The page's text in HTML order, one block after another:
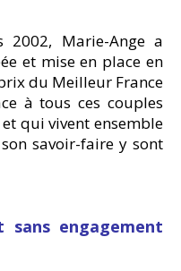
2002, Marie-Ange a
et mise en place en
du Meilleur France
à tous ces couples
qui vivent ensemble
savoir-faire y sont
engagement